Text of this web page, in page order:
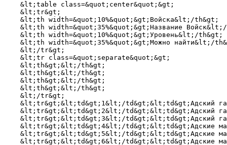
    &lt;table class=&quot;center&quot;&gt;
    &lt;tr&gt;
    &lt;th width=&quot;10%&quot;&gt;Войска&lt;/th&gt;
&lt;th width=&quot;35%&quot;&gt;Название
    &lt;th width=&quot;10%&quot;&gt;Уровень&lt;/th&gt;
&lt;th width=&quot;35%&quot;&gt;Можно найти&lt;/
    &lt;/tr&gt;
    &lt;tr class=&quot;separate&quot;&gt;
    &lt;th&gt;&lt;/th&gt;
    &lt;th&gt;&lt;/th&gt;
    &lt;th&gt;&lt;/th&gt;
    &lt;th&gt;&lt;/th&gt;
    &lt;/tr&gt;
&lt;tr&gt;&lt;td&gt;1&lt;/td&gt;&lt;td&gt;Адский
&lt;tr&gt;&lt;td&gt;2&lt;/td&gt;&lt;td&gt;Адский
&lt;tr&gt;&lt;td&gt;3&lt;/td&gt;&lt;td&gt;Адский
&lt;tr&gt;&lt;td&gt;4&lt;/td&gt;&lt;td&gt;Адские
&lt;tr&gt;&lt;td&gt;5&lt;/td&gt;&lt;td&gt;Адские
&lt;tr&gt;&lt;td&gt;6&lt;/td&gt;&lt;td&gt;Адские